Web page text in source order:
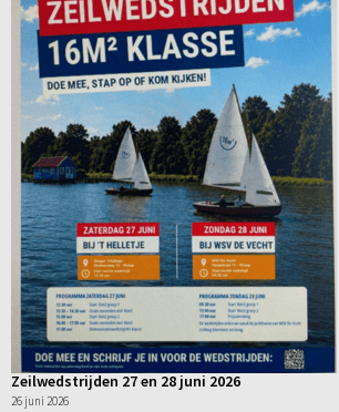
Zeilwedstrijden 27 en 28 juni 2026
26 juni 2026